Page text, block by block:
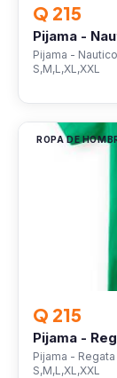
Q 215
Pijama -
Pijama -
S,M,L,XL,XXL
ROPA DE
Q 215
Pijama -
Pijama -
S,M,L,XL,XXL